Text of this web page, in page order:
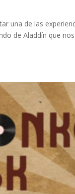
una de las
de Aladdín que